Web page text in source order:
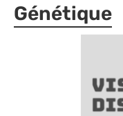
Génétique